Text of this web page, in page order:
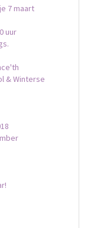
7 maart
uur
& Winterse